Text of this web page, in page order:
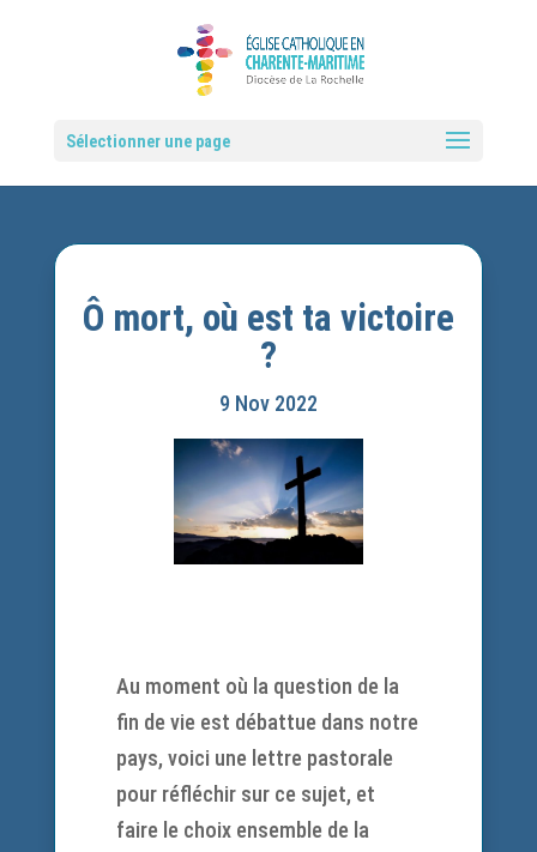
Sélectionner une page
Ô mort, où est ta victoire
?
9 Nov 2022
Au moment où la question de la
fin de vie est débattue dans notre
pays, voici une lettre pastorale
pour réfléchir sur ce sujet, et
faire le choix ensemble de la